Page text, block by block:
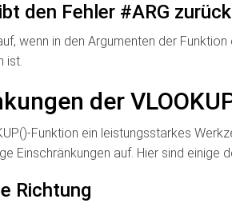
den Fehler #ARG zurück
wenn in den Argumenten der
ist.
der
Funktion ein leistungsstarkes
Einschränkungen auf. Hier sind einige
Richtung